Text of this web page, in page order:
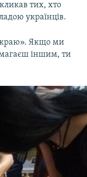
тих, хто
українців.
Якщо ми
іншим, ти